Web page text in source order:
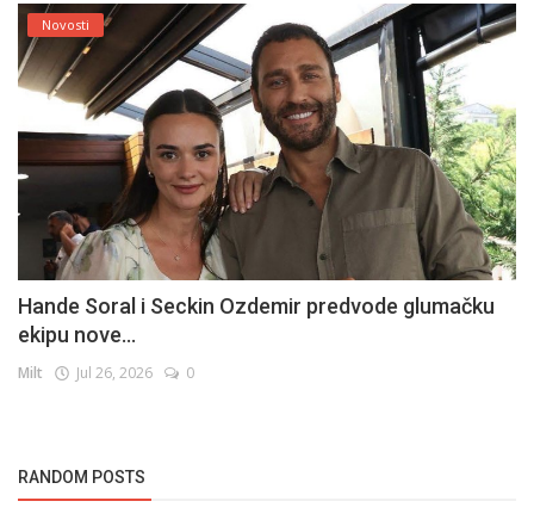
Novosti
Hande Soral i Seckin Ozdemir predvode glumačku
ekipu nove...
Milt Jul 26, 2026 0
RANDOM POSTS